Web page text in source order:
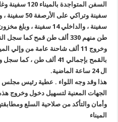
سفينة ، والداخلي 14
طن منهم 330 ألف طن قمح كما
ال 24 ساعة الماضية.
هذا وقد وجه اللواء . عطية رئيس مجلس
الجهات المعنية لتسهيل دخول وخروج
وأمان والتأكد من صلاحية السلع
الميناء